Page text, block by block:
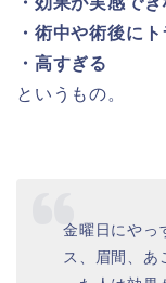
・術中や術後に
・高すぎる
というもの。
金曜日にやっ
ス、眉間、あ